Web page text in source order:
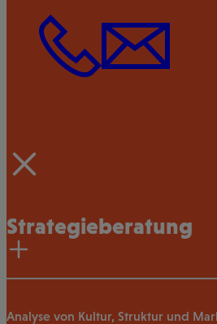
Strategieberatung
Analyse von Kultur, Struktur und